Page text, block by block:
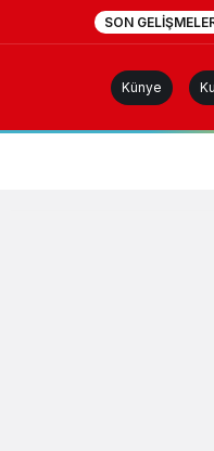
SON
Künye